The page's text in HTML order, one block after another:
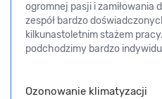
ogromnej pasji i zamiłowania
zespół bardzo
kilkunastoletnim stażem
podchodzimy bardzo
Ozonowanie klimatyzacji